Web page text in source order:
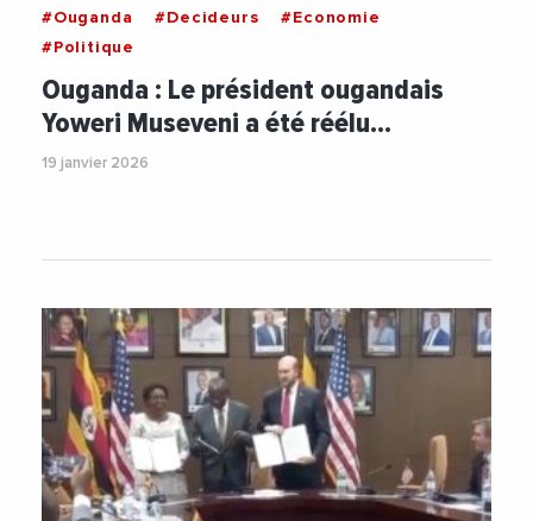
#Ouganda #Decideurs
#Economie
#Politique
Ouganda : Le président ougandais
Yoweri Museveni a été réélu…
19 janvier 2026